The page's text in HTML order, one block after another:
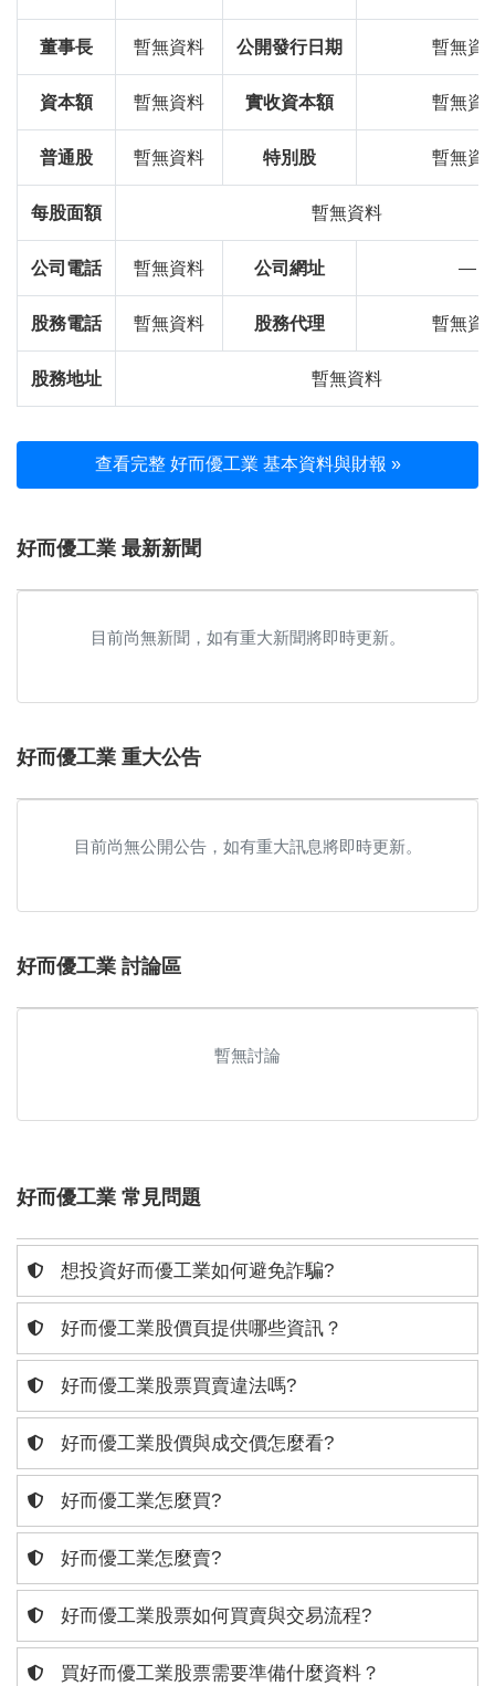
董事長 暫無資料 公開發行日期 暫無資
資本額 暫無資料 實收資本額 暫無資
普通股 暫無資料 特別股 暫無資
每股面額 暫無資料
公司電話 暫無資料 公司網址 —
股務電話 暫無資料 股務代理 暫無資
股務地址 暫無資料
查看完整 好而優工業 基本資料與財報 »
好而優工業 最新新聞
目前尚無新聞，如有重大新聞將即時更新。
好而優工業 重大公告
目前尚無公開公告，如有重大訊息將即時更新。
好而優工業 討論區
暫無討論
好而優工業 常見問題
想投資好而優工業如何避免詐騙?
好而優工業股價頁提供哪些資訊？
好而優工業股票買賣違法嗎?
好而優工業股價與成交價怎麼看?
好而優工業怎麼買?
好而優工業怎麼賣?
好而優工業股票如何買賣與交易流程?
買好而優工業股票需要準備什麼資料？